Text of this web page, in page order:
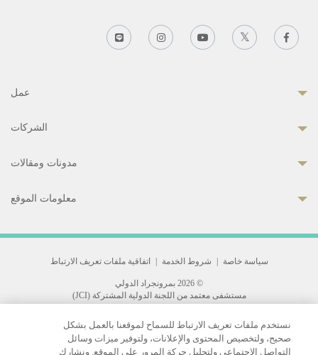
عمل
الشركات
مدونات ومقالات
معلومات الموقع
سياسة خاصة شروط الخدمة اتفاقية ملفات تعريف الارتباط
© 2026 بمرونجراد الدولي
مستشفى معتمد من اللجنة الدولية المشتركة (JCI)
33 Sukhumvit 3, Wattana, Bangkok 10110 Thailand.
All rights reserved.
نستخدم ملفات تعريف الارتباط للسماح لموقعنا بالعمل بشكل
صحيح، ولتخصيص المحتوى والإعلانات، ولتوفير ميزات وسائل
التواصل الاجتماعي ولتحليل حركة المرور على الموقع. ونشارك